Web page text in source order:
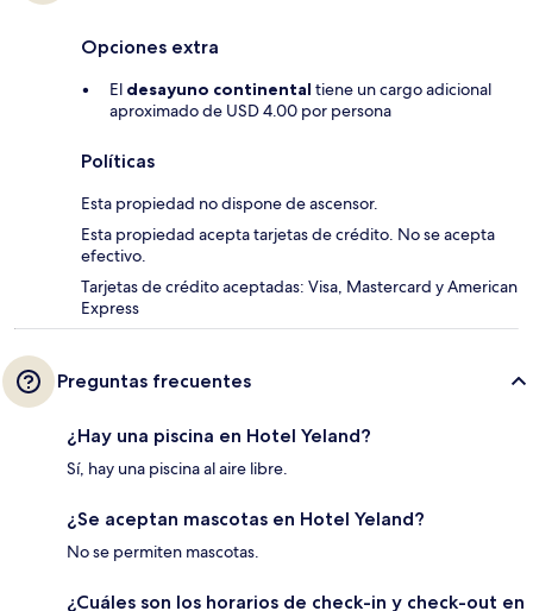
Opciones extra
El desayuno continental tiene un cargo adicional
aproximado de USD 4.00 por persona
Políticas
Esta propiedad no dispone de ascensor.
Esta propiedad acepta tarjetas de crédito. No se acepta
efectivo.
Tarjetas de crédito aceptadas: Visa, Mastercard y American
Express
Preguntas frecuentes
¿Hay una piscina en Hotel Yeland?
Sí, hay una piscina al aire libre.
¿Se aceptan mascotas en Hotel Yeland?
No se permiten mascotas.
¿Cuáles son los horarios de check-in y check-out en